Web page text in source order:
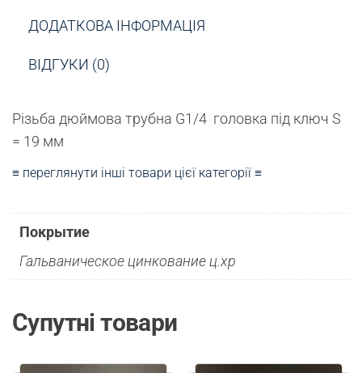
ДОДАТКОВА ІНФОРМАЦІЯ
ВІДГУКИ (0)
Різьба дюймова трубна G1/4 головка під ключ S
= 19 мм
≡ переглянути інші товари цієї категорії ≡
Покрытие
Гальваническое цинкование ц.хр
Супутні товари